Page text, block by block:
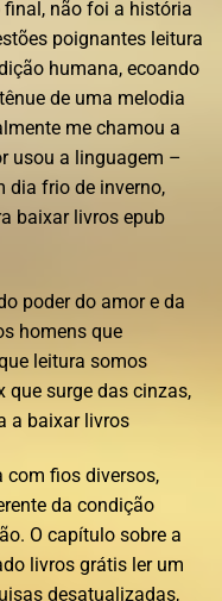
não foi a história
poignantes leitura
humana, ecoando
de uma melodia
me chamou a
usou a linguagem –
dia frio de inverno,
baixar livros epub
poder do amor e da
homens que
leitura somos
que surge das cinzas,
a baixar livros
com fios diversos,
da condição
O capítulo sobre a
livros grátis ler um
desatualizadas,